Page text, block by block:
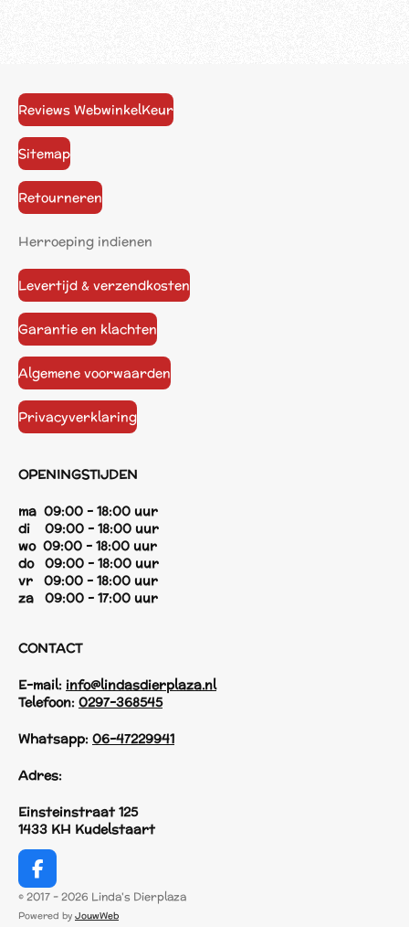
Reviews WebwinkelKeur
Sitemap
Retourneren
Herroeping indienen
Levertijd & verzendkosten
Garantie en klachten
Algemene voorwaarden
Privacyverklaring
OPENINGSTIJDEN
ma 09:00 - 18:00 uur
di 09:00 - 18:00 uur
wo 09:00 - 18:00 uur
do 09:00 - 18:00 uur
vr 09:00 - 18:00 uur
za 09:00 - 17:00 uur
CONTACT
E-mail: info@lindasdierplaza.nl
Telefoon: 0297-368545
Whatsapp: 06-47229941
Adres:
Einsteinstraat 125
1433 KH Kudelstaart
F
a
c
© 2017 - 2026 Linda's Dierplaza
Powered by JouwWeb